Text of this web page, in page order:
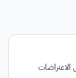
الاعتراضات